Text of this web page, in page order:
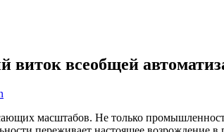
всеобщей
масштабов. Не только